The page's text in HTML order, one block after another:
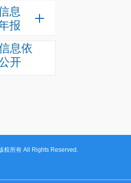
息
报
息依
开
权所有 All Rights Reserved.